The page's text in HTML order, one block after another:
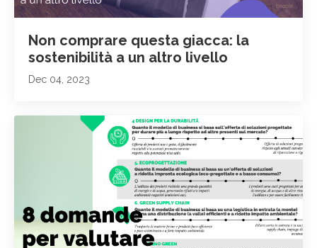
Non comprare questa giacca: la
sostenibilità a un altro livello
Dec 04, 2023